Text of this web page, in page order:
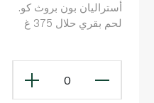
أستراليان بون بروث كو.
لحم بقري حلال 375 غ
0